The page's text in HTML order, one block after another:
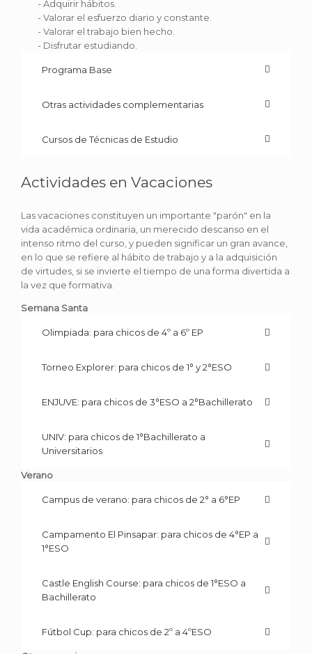
- Adquirir hábitos.
- Valorar el esfuerzo diario y constante.
- Valorar el trabajo bien hecho.
- Disfrutar estudiando.
Programa Base
Otras actividades complementarias
Cursos de Técnicas de Estudio
Actividades en Vacaciones
Las vacaciones constituyen un importante "parón" en la
vida académica ordinaria, un merecido descanso en el
intenso ritmo del curso, y pueden significar un gran avance,
en lo que se refiere al hábito de trabajo y a la adquisición
de virtudes, si se invierte el tiempo de una forma divertida a
la vez que formativa.
Semana Santa
Olimpiada: para chicos de 4º a 6º EP
Torneo Explorer: para chicos de 1° y 2°ESO
ENJUVE: para chicos de 3°ESO a 2°Bachillerato
UNIV: para chicos de 1°Bachillerato a
Universitarios
Verano
Campus de verano: para chicos de 2° a 6°EP
Campamento El Pinsapar: para chicos de 4°EP a
1°ESO
Castle English Course: para chicos de 1°ESO a
Bachillerato
Fútbol Cup: para chicos de 2º a 4ºESO